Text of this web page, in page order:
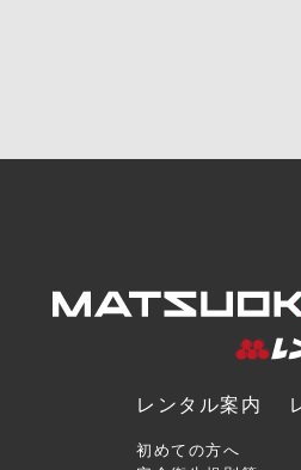
レンタル案内
初めての方へ